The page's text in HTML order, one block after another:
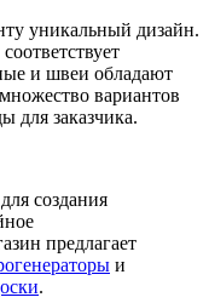
уникальный дизайн.
и швеи обладают
вариантов
для заказчика.
создания
предлагает
и
.